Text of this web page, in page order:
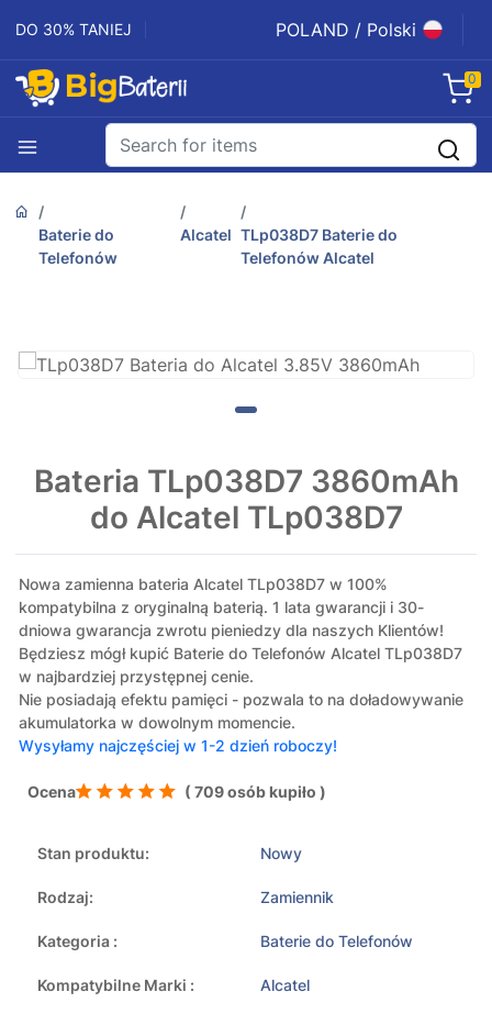
DO 30% TANIEJ POLAND / Polski
0
Baterie do
Telefonów
Alcatel TLp038D7 Baterie do
Telefonów Alcatel
Bateria TLp038D7 3860mAh
do Alcatel TLp038D7
Nowa zamienna bateria Alcatel TLp038D7 w 100%
kompatybilna z oryginalną baterią. 1 lata gwarancji i 30-
dniowa gwarancja zwrotu pieniedzy dla naszych Klientów!
Będziesz mógł kupić Baterie do Telefonów Alcatel TLp038D7
w najbardziej przystępnej cenie.
Nie posiadają efektu pamięci - pozwala to na doładowywanie
akumulatorka w dowolnym momencie.
Wysyłamy najczęściej w 1-2 dzień roboczy!
Ocena ( 709 osób kupiło )
Stan produktu: Nowy
Rodzaj: Zamiennik
Kategoria : Baterie do Telefonów
Kompatybilne Marki : Alcatel